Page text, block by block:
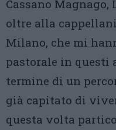
Cassano Magnago,
oltre alla
Milano, che mi
pastorale in questi
termine di un
già capitato di
questa volta